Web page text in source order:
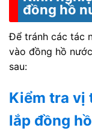
đồng hồ
Để tránh các tác
vào đồng hồ
sau:
Kiểm tra vị
lắp đồng